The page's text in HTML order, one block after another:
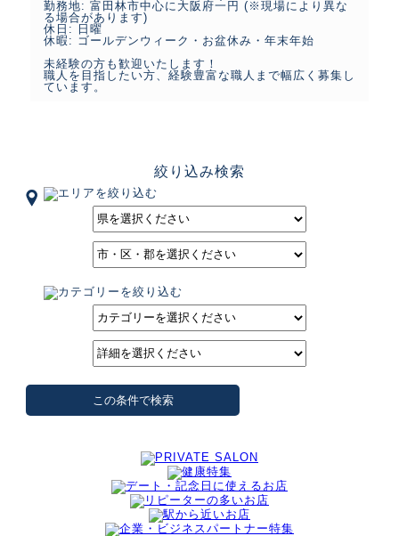
勤務地: 富田林市中心に大阪府一円 (※現場により異な
る場合があります)
休日: 日曜
休暇: ゴールデンウィーク・お盆休み・年末年始
未経験の方も歓迎いたします！
職人を目指したい方、経験豊富な職人まで幅広く募集し
ています。
絞り込み検索